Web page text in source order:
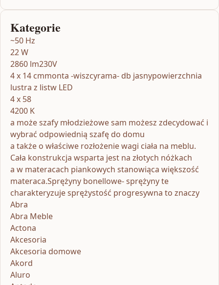
Kategorie
~50 Hz
22 W
2860 lm230V
4 x 14 cmmonta -wiszcyrama- db jasnypowierzchnia
lustra z listw LED
4 x 58
4200 K
a może szafy młodzieżowe sam możesz zdecydować i
wybrać odpowiednią szafę do domu
a także o właściwe rozłożenie wagi ciała na meblu.
Cała konstrukcja wsparta jest na złotych nóżkach
a w materacach piankowych stanowiąca większość
materaca.Sprężyny bonellowe- sprężyny te
charakteryzuje sprężystość progresywna to znaczy
Abra
Abra Meble
Actona
Akcesoria
Akcesoria domowe
Akord
Aluro